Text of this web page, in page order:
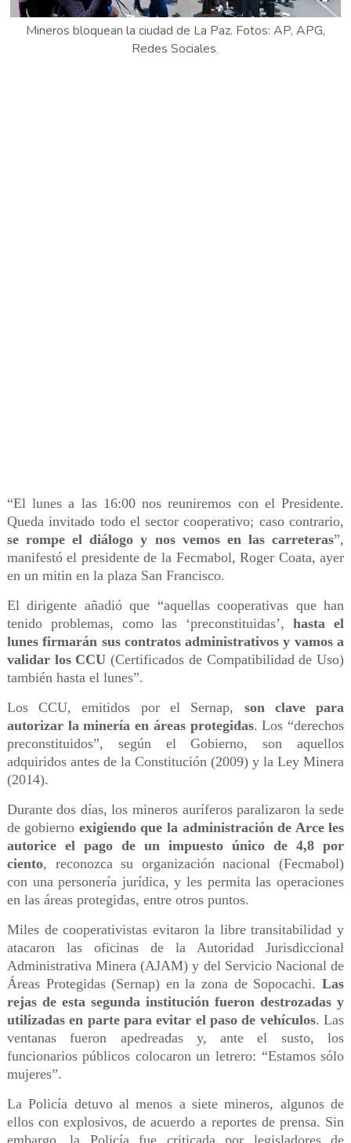
Mineros bloquean la ciudad de La Paz. Fotos: AP, APG,
Redes Sociales.
“El lunes a las 16:00 nos reuniremos con el Presidente.
Queda invitado todo el sector cooperativo; caso contrario,
se rompe el diálogo y nos vemos en las carreteras”,
manifestó el presidente de la Fecmabol, Roger Coata, ayer
en un mitin en la plaza San Francisco.
El dirigente añadió que “aquellas cooperativas que han
tenido problemas, como las ‘preconstituidas’,hasta el
lunes firmarán sus contratos administrativos y vamos a
validar los CCU (Certificados de Compatibilidad de Uso)
también hasta el lunes”.
Los CCU, emitidos por el Sernap, son clave para
autorizar la minería en áreas protegidas. Los “derechos
preconstituidos”, según el Gobierno, son aquellos
adquiridos antes de la Constitución (2009) y la Ley Minera
(2014).
Durante dos días, los mineros auríferos paralizaron la sede
de gobierno exigiendo que la administración de Arce les
autorice el pago de un impuesto único de 4,8 por
ciento, reconozca su organización nacional (Fecmabol)
con una personería jurídica, y les permita las operaciones
en las áreas protegidas, entre otros puntos.
Miles de cooperativistas evitaron la libre transitabilidad y
atacaron las oficinas de la Autoridad Jurisdiccional
Administrativa Minera (AJAM) y del Servicio Nacional de
Áreas Protegidas (Sernap) en la zona de Sopocachi.Las
rejas de esta segunda institución fueron destrozadas y
utilizadas en parte para evitar el paso de vehículos. Las
ventanas fueron apedreadas y, ante el susto, los
funcionarios públicos colocaron un letrero: “Estamos sólo
mujeres”.
La Policía detuvo al menos a siete mineros, algunos de
ellos con explosivos, de acuerdo a reportes de prensa. Sin